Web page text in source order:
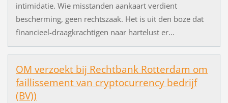
intimidatie. Wie misstanden aankaart verdient
bescherming, geen rechtszaak. Het is uit den boze dat
financieel-draagkrachtigen naar hartelust er...
OM verzoekt bij Rechtbank Rotterdam om
faillissement van cryptocurrency bedrijf
(BV))